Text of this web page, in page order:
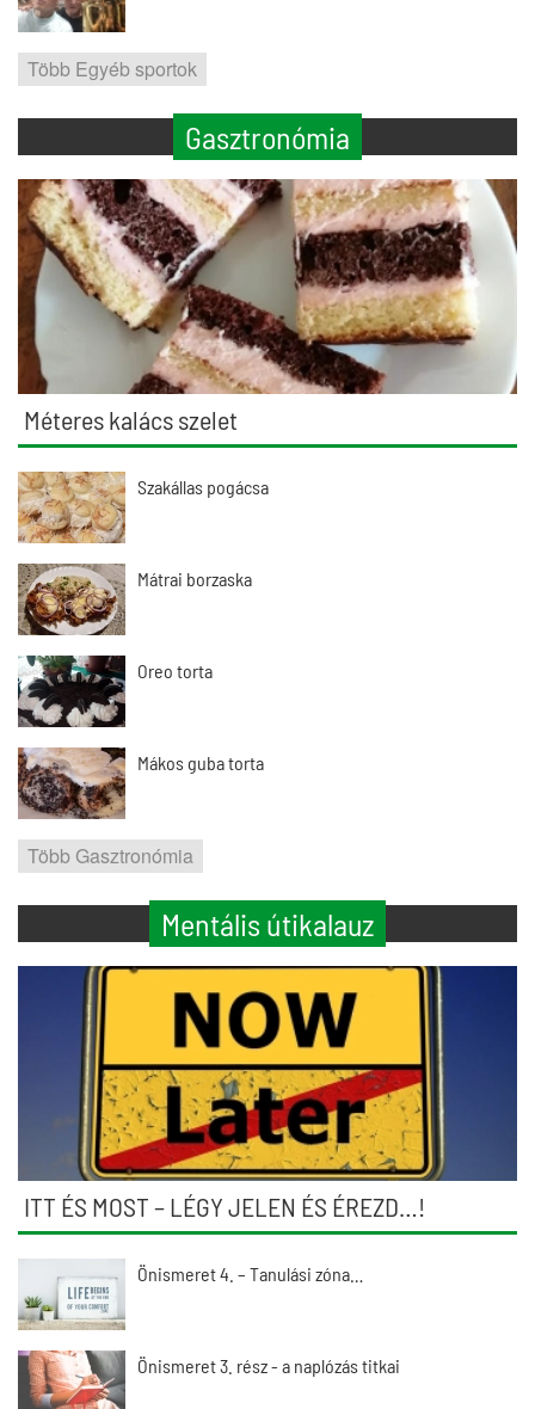
Több Egyéb sportok
Gasztronómia
Méteres kalács szelet
Szakállas pogácsa
Mátrai borzaska
Oreo torta
Mákos guba torta
Több Gasztronómia
Mentális útikalauz
ITT ÉS MOST – LÉGY JELEN ÉS ÉREZD…!
Önismeret 4. – Tanulási zóna…
Önismeret 3. rész - a naplózás titkai